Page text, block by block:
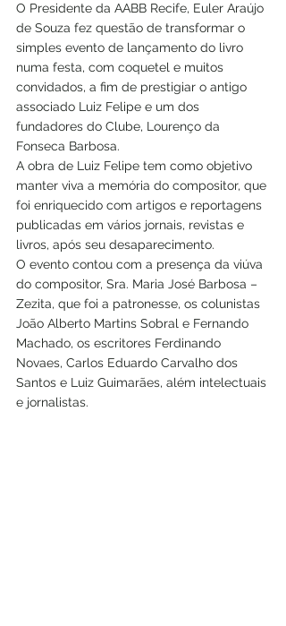
O Presidente da AABB Recife, Euler Araújo
de Souza fez questão de transformar o
simples evento de lançamento do livro
numa festa, com coquetel e muitos
convidados, a fim de prestigiar o antigo
associado Luiz Felipe e um dos
fundadores do Clube, Lourenço da
Fonseca Barbosa.
A obra de Luiz Felipe tem como objetivo
manter viva a memória do compositor, que
foi enriquecido com artigos e reportagens
publicadas em vários jornais, revistas e
livros, após seu desaparecimento.
O evento contou com a presença da viúva
do compositor, Sra. Maria José Barbosa –
Zezita, que foi a patronesse, os colunistas
João Alberto Martins Sobral e Fernando
Machado, os escritores Ferdinando
Novaes, Carlos Eduardo Carvalho dos
Santos e Luiz Guimarães, além intelectuais
e jornalistas.